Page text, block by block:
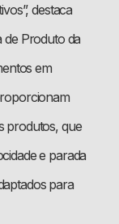
destaca
de Produto da
em
produtos, que
e parada
para